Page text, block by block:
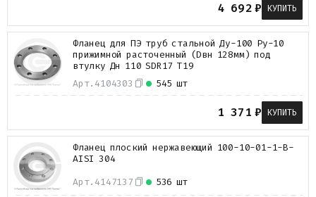
4 692₽ КУПИТЬ
Арт. 4104303 545 шт
Фланец для ПЭ труб стальной Ду-100 Ру-10
прижимной расточенный (Dвн 128мм) под
втулку Дн 110 SDR17 Т19
1 371 ₽ КУПИТЬ
Арт. 4147137 536 шт
Фланец плоский нержавеющий 100-10-01-1-B-
AISI 304